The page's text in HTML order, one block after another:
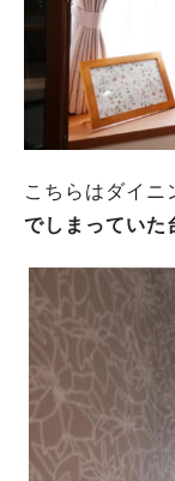
こちらはダイニ
でしまっていた